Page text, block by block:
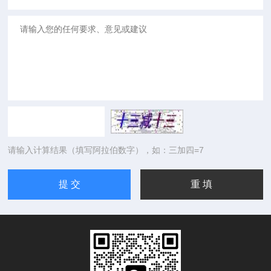
请输入计算结果（填写阿拉伯数字），如：三加四=7